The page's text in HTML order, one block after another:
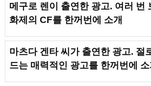
메구로 렌이 출연한 광고. 여러 번
화제의 CF를 한꺼번에 소개
마츠다 겐타 씨가 출연한 광고. 절
드는 매력적인 광고를 한꺼번에 소